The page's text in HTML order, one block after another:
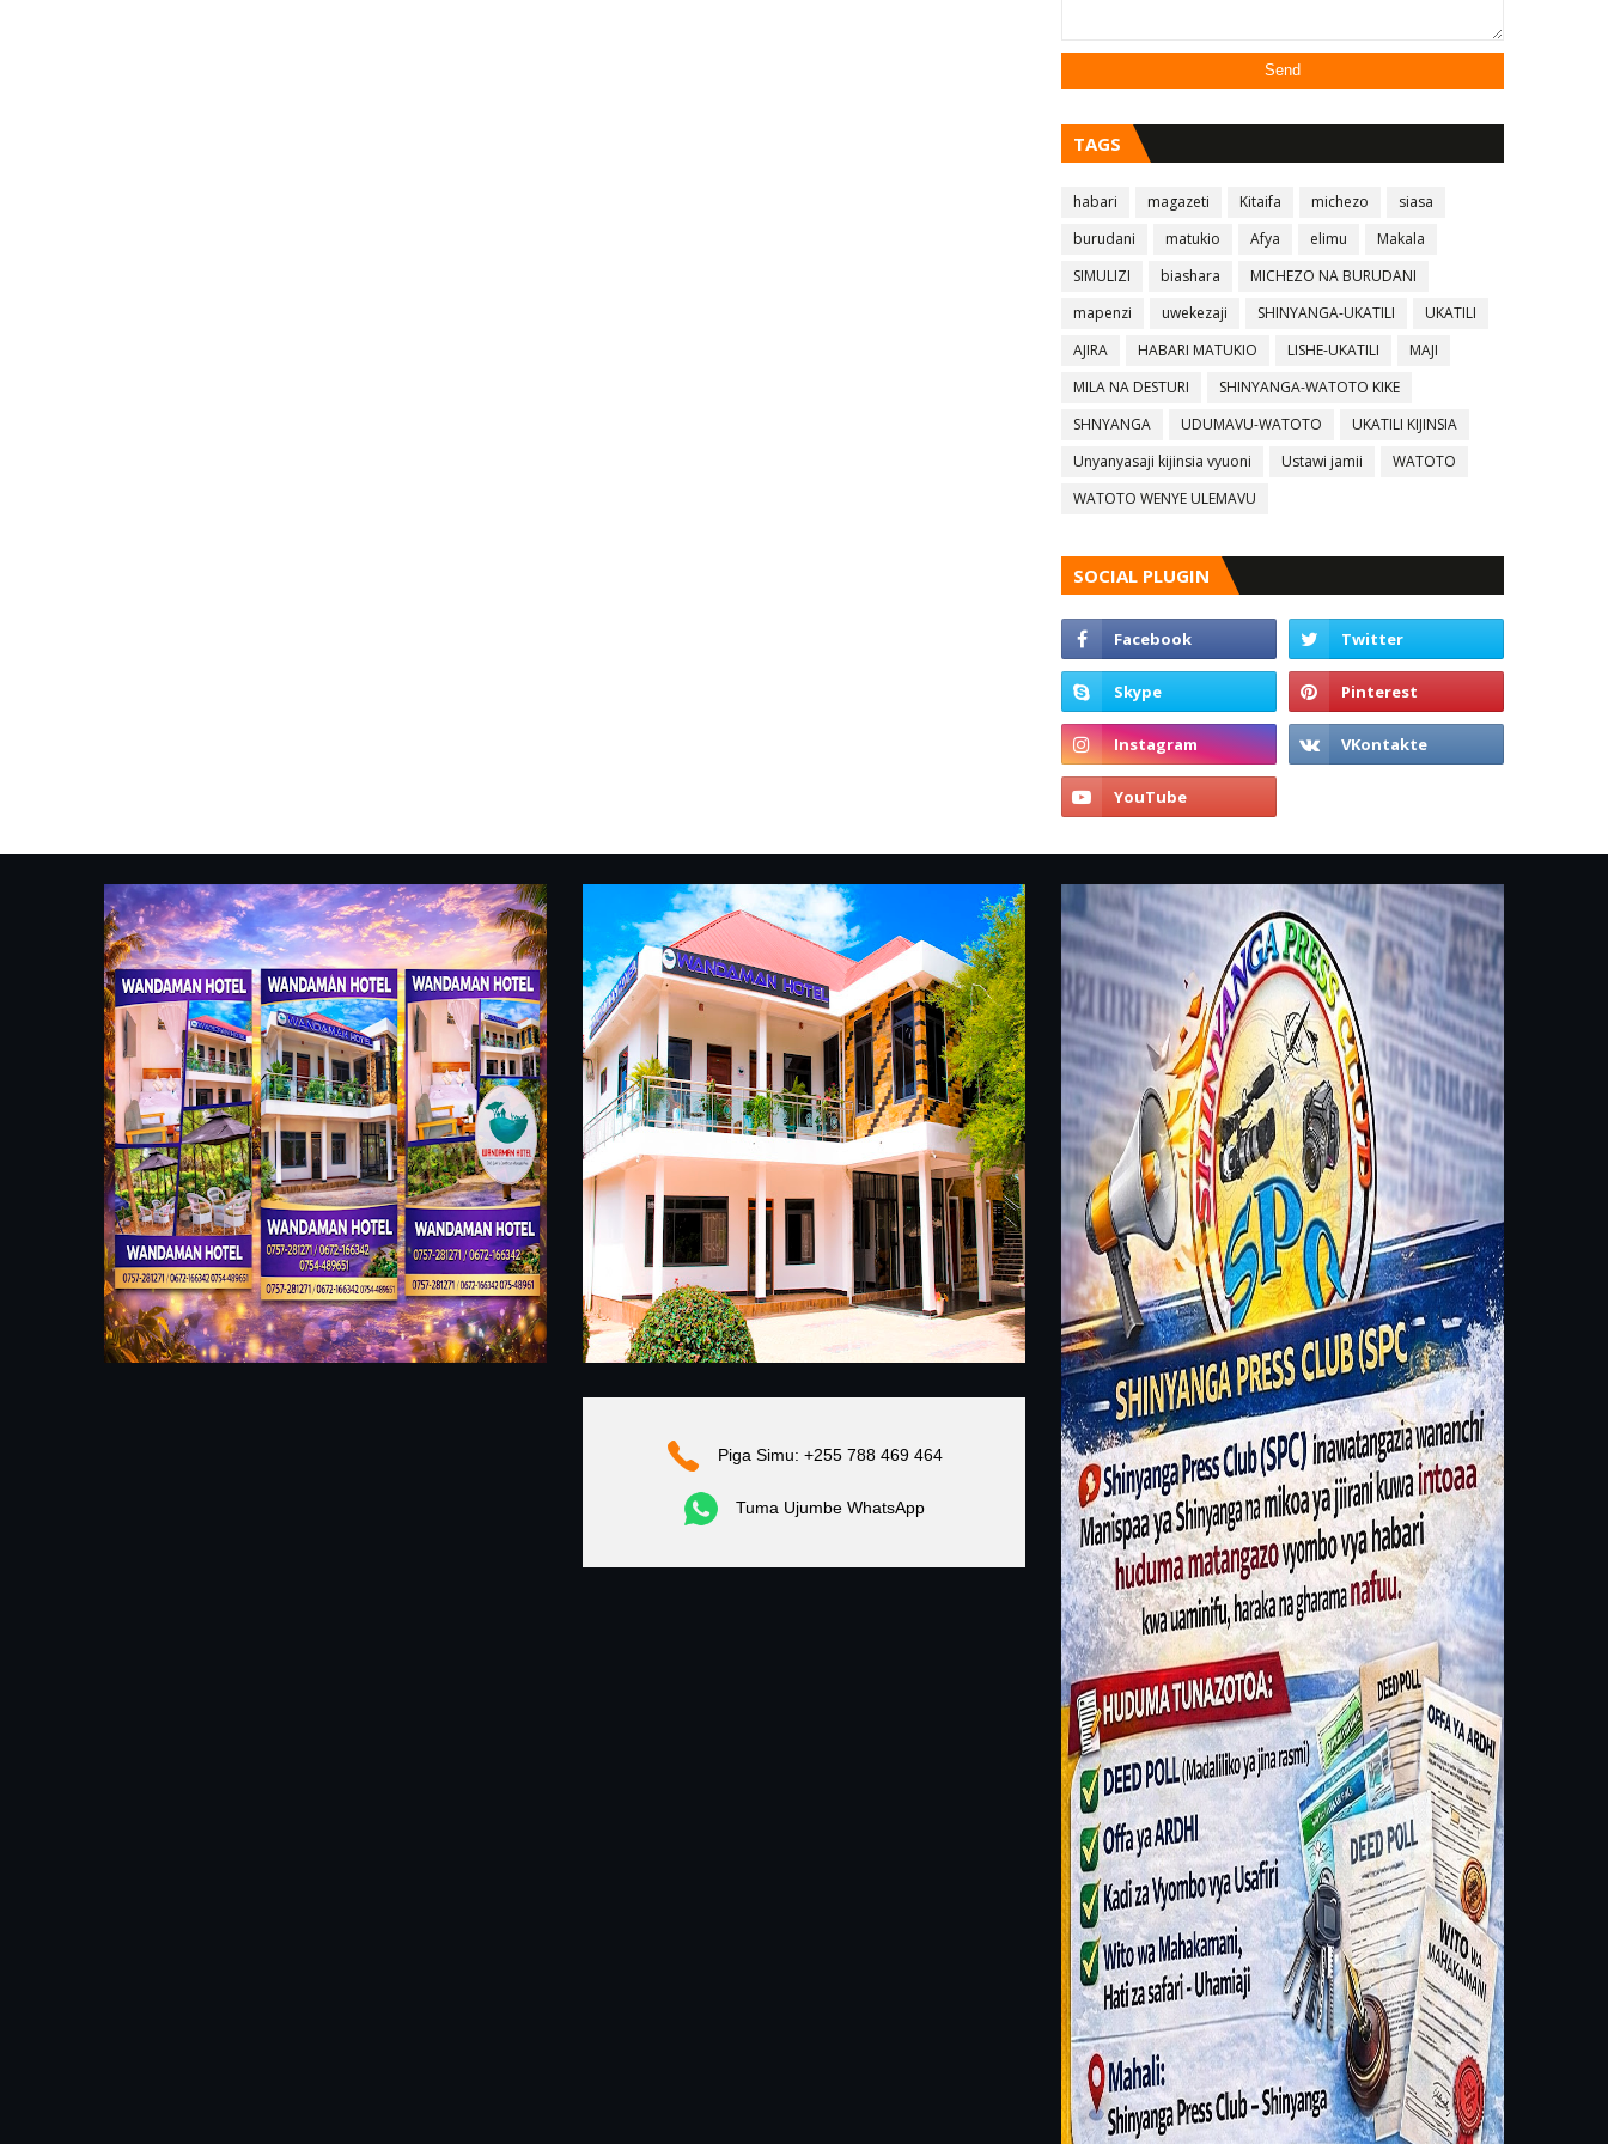
TAGS
habari magazeti Kitaifa michezo
siasa
burudani
matukio Afya elimu
Makala
SIMULIZI
biashara
MICHEZO NA BURUDANI
mapenzi
uwekezaji SHINYANGA-UKATILI
UKATILI
AJIRA
HABARI MATUKIO LISHE-UKATILI
MAJI
MILA NA DESTURI
SHINYANGA-WATOTO KIKE
SHNYANGA
UDUMAVU-WATOTO
UKATILI KIJINSIA
Unyanyasaji kijinsia vyuoni
Ustawi jamii
WATOTO
WATOTO WENYE ULEMAVU
SOCIAL PLUGIN
Piga Simu: +255 788 469 464
Tuma Ujumbe WhatsApp